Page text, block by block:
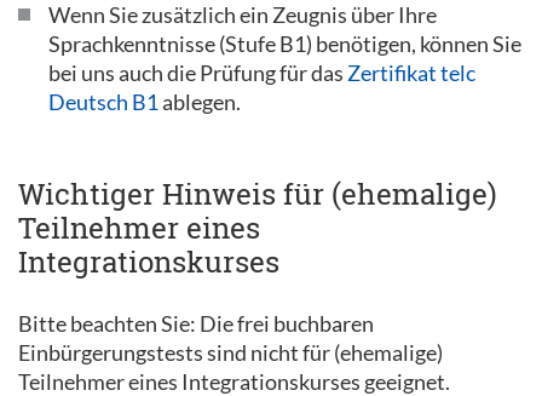
Wenn Sie zusätzlich ein Zeugnis über Ihre
Sprachkenntnisse (Stufe B1) benötigen, können Sie
bei uns auch die Prüfung für das Zertifikat telc
Deutsch B1ablegen.
Wichtiger Hinweis für (ehemalige)
Teilnehmer eines
Integrationskurses
Bitte beachten Sie: Die frei buchbaren
Einbürgerungstests sind nicht für (ehemalige)
Teilnehmer eines Integrationskurses geeignet.